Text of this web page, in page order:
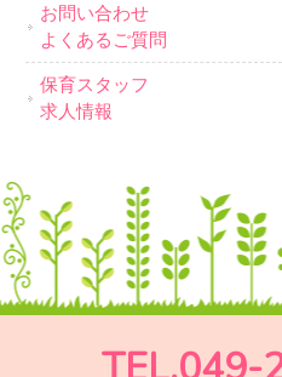
お問い合わせ
よくあるご質問
保育スタッフ
求人情報